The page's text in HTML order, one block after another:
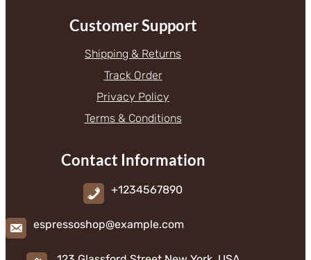
Customer Support
Shipping & Returns
Track Order
Privacy Policy
Terms & Conditions
Contact Information
+1234567890
espressoshop@example.com